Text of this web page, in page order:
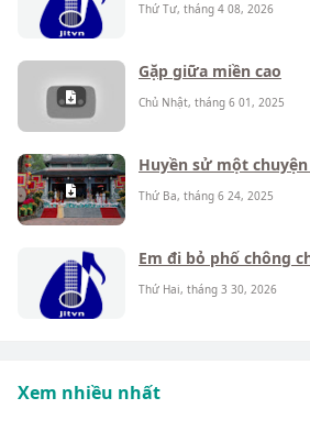
Thứ Tư, tháng 4 08, 2026
Gặp giữa miền cao
Chủ Nhật, tháng 6 01, 2025
Huyền sử một
Thứ Ba, tháng 6 24, 2025
Em đi bỏ phố chông
Thứ Hai, tháng 3 30, 2026
Xem nhiều nhất